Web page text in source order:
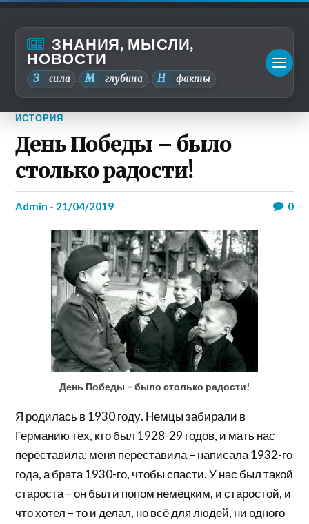
ЗНАНИЯ, МЫСЛИ,
НОВОСТИ
З—сила . М—глубина . Н—факты
ИСТОРИЯ
День Победы – было
столько радости!
admin - 21/04/2019 0
День Победы – было столько радости!
Я родилась в 1930 году. Немцы забирали в
Германию тех, кто был 1928-29 годов, и мать нас
переставила: меня переставила – написала 1932-го
года, а брата 1930-го, чтобы спасти. У нас был такой
староста – он был и попом немецким, и старостой, и
что хотел – то и делал, но всё для людей, ни одного